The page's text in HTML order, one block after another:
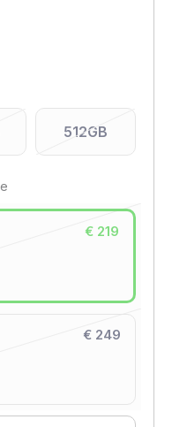
512GB
€ 219
€ 249